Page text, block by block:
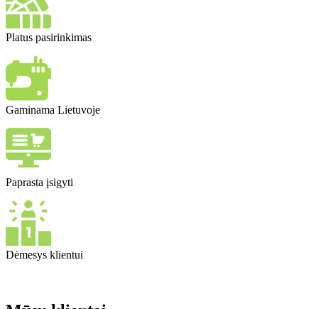
Platus pasirinkimas
Gaminama Lietuvoje
Paprasta įsigyti
Dėmesys klientui